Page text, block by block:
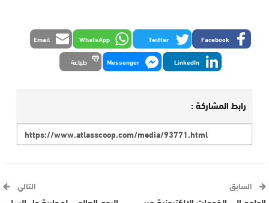
Facebook
Twitter
WhatsApp
Email
LinkedIn
Messenger طباعة
رابط المشاركة :
السابق التالي